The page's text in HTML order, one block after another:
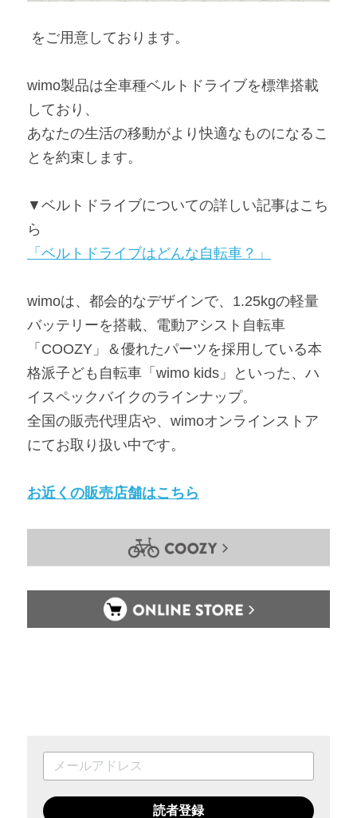
をご用意しております。
wimo製品は全車種ベルトドライブを標準搭載
しており、
あなたの生活の移動がより快適なものになるこ
とを約束します。
▼ベルトドライブについての詳しい記事はこち
ら
「ベルトドライブはどんな自転車？」
wimoは、都会的なデザインで、1.25kgの軽量
バッテリーを搭載、電動アシスト自転車
「COOZY」＆優れたパーツを採用している本
格派子ども自転車「wimo kids」といった、ハ
イスペックバイクのラインナップ。
全国の販売代理店や、wimoオンラインストア
にてお取り扱い中です。
お近くの販売店舗はこちら
読者登録